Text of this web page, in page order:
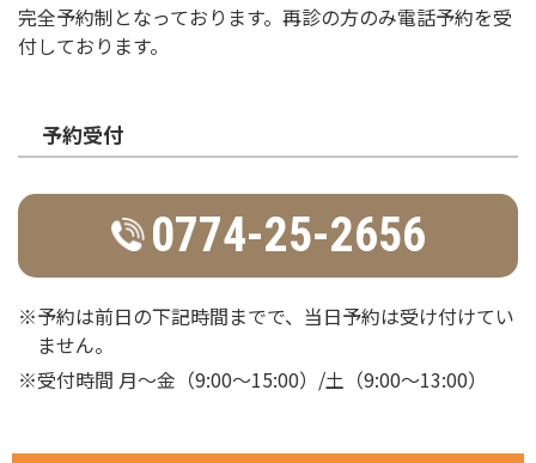
完全予約制となっております。再診の方のみ電話予約を受
付しております。
予約受付
0774-25-2656
※予約は前日の下記時間までで、当日予約は受け付けてい
ません。
※受付時間 月～金（9:00～15:00）/土（9:00～13:00）